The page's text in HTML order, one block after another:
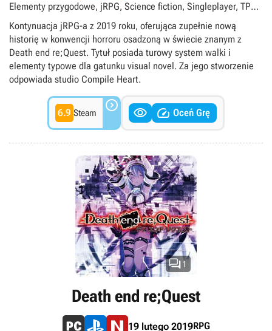
Elementy przygodowe, jRPG, Science fiction, Singleplayer, TPP,
Turowe, Visual novel
Kontynuacja jRPG-a z 2019 roku, oferująca zupełnie nową
historię w konwencji horroru osadzoną w świecie znanym z
Death end re;Quest. Tytuł posiada turowy system walki i
elementy typowe dla gatunku visual novel. Za jego stworzenie
odpowiada studio Compile Heart.
6.9 Steam    Oceń Grę
1
Death end re;Quest
19 lutego 2019RPG